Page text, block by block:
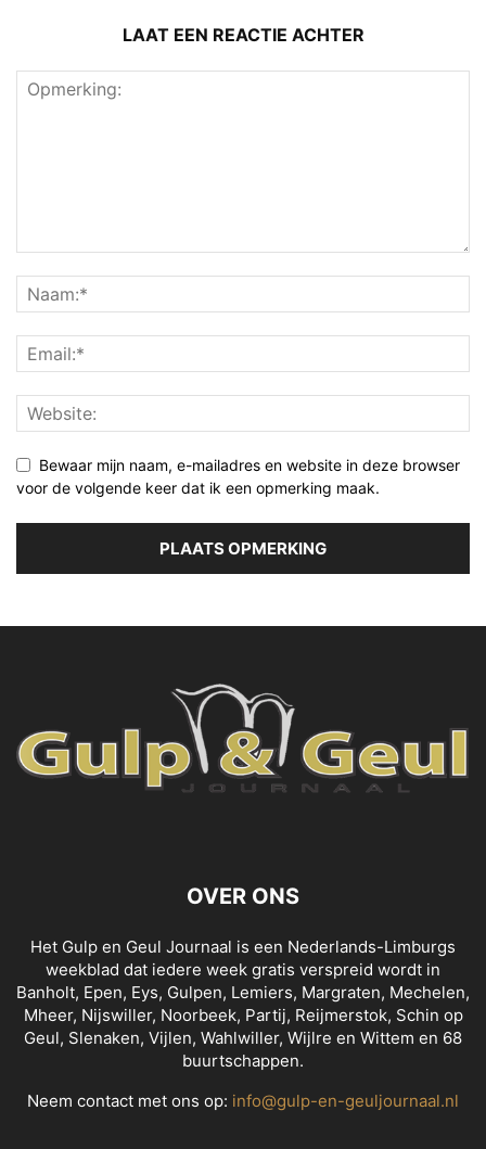
LAAT EEN REACTIE ACHTER
Bewaar mijn naam, e-mailadres en website in deze browser
voor de volgende keer dat ik een opmerking maak.
OVER ONS
Het Gulp en Geul Journaal is een Nederlands-Limburgs
weekblad dat iedere week gratis verspreid wordt in
Banholt, Epen, Eys, Gulpen, Lemiers, Margraten, Mechelen,
Mheer, Nijswiller, Noorbeek, Partij, Reijmerstok, Schin op
Geul, Slenaken, Vijlen, Wahlwiller, Wijlre en Wittem en 68
buurtschappen.
Neem contact met ons op: info@gulp-en-geuljournaal.nl